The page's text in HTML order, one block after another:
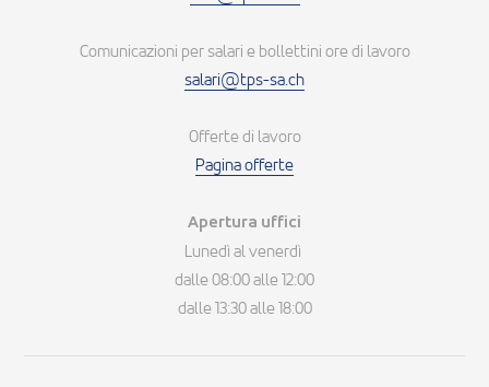
Comunicazioni per salari e bollettini ore di lavoro
salari@tps-sa.ch
Offerte di lavoro
Pagina offerte
Apertura uffici
Lunedì al venerdì
dalle 08:00 alle 12:00
dalle 13:30 alle 18:00